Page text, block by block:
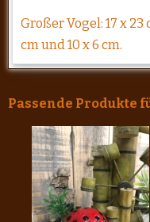
Großer Vogel: 17 x 23
cm und 10 x 6 cm.
Passende Produkte